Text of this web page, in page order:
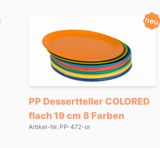
neu
PP Dessertteller COLORED
flach 19 cm 8 Farben
Artikel-Nr. PP-472-or